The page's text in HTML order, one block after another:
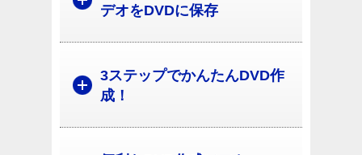
デオをDVDに保存
3ステップでかんたんDVD作
成！